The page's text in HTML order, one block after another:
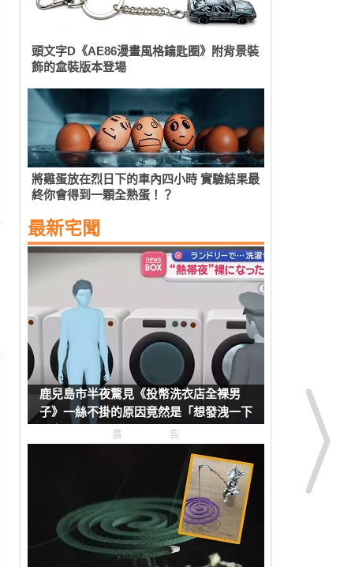
頭文字D《AE86漫畫風格鑰匙圈》附背景裝
飾的盒裝版本登場
將雞蛋放在烈日下的車內四小時 實驗結果最
終你會得到一顆全熟蛋！？
最新宅聞
鹿兒島市半夜驚見《投幣洗衣店全裸男
子》一絲不掛的原因竟然是「想發洩一下
廣告